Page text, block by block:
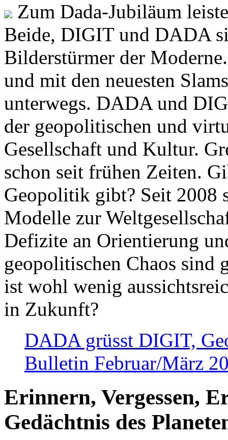
Zum Dada-Jubiläum
Beide, DIGIT und DADA
Bilderstürmer der
und mit den neuesten
unterwegs. DADA und
der geopolitischen und
Gesellschaft und Kultur.
schon seit frühen Zeiten.
Geopolitik gibt? Seit 2008
Modelle zur
Defizite an Orientierung
geopolitischen Chaos sind
ist wohl wenig
in Zukunft?
DADA grüsst DIGIT,
Bulletin Februar/März
Erinnern, Vergessen,
Gedächtnis des